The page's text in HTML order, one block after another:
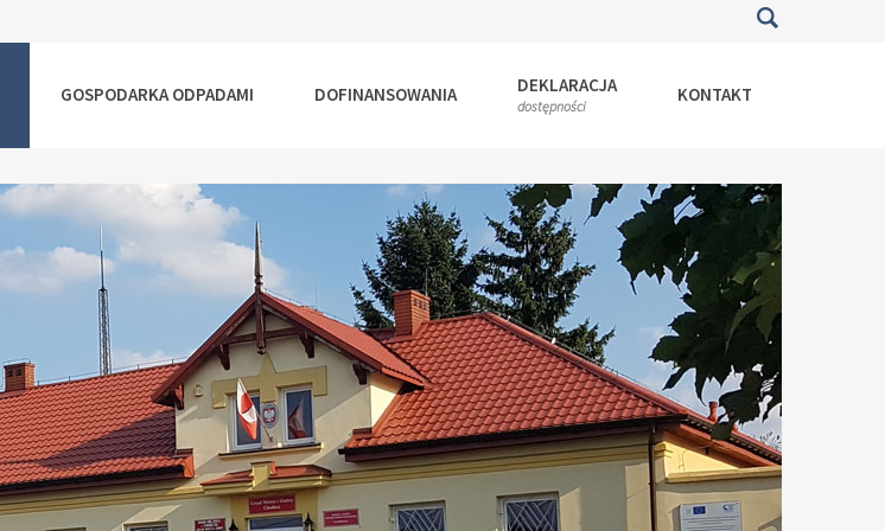
GOSPODARKA ODPADAMI DOFINANSOWANIA DEKLARACJA
dostępności KONTAKT